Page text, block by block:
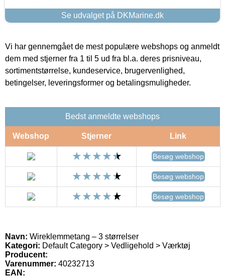
Se udvalget på DKMarine.dk
Vi har gennemgået de mest populære webshops og anmeldt
dem med stjerner fra 1 til 5 ud fra bl.a. deres prisniveau,
sortimentstørrelse, kundeservice, brugervenlighed,
betingelser, leveringsformer og betalingsmuligheder.
Bedst anmeldte webshops
Webshop Stjerner Link
Besøg webshop
Besøg webshop
Besøg webshop
Navn: Wireklemmetang – 3 størrelser
Kategori: Default Category > Vedligehold > Værktøj
Producent:
Varenummer: 40232713
EAN: